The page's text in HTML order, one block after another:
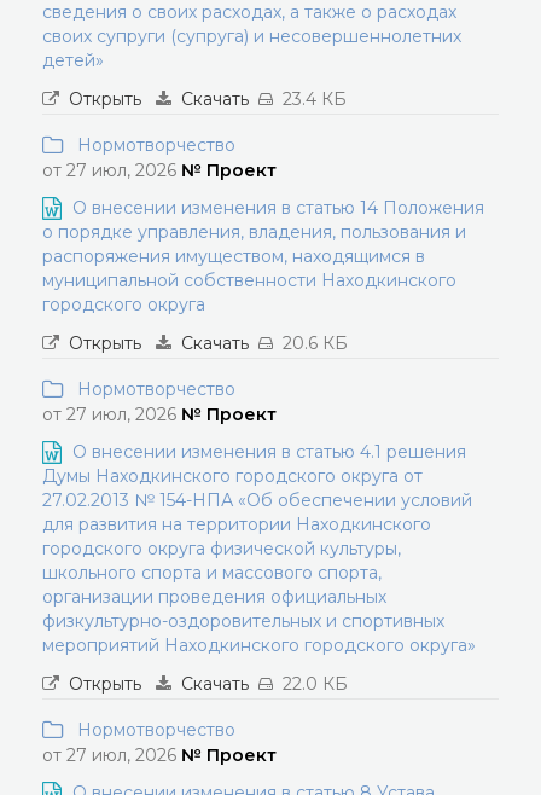
сведения о своих расходах, а также о расходах
своих супруги (супруга) и несовершеннолетних
детей»
Открыть
Скачать 23.4 КБ
Нормотворчество
от 27 июл, 2026 № Проект
О внесении изменения в статью 14 Положения
о порядке управления, владения, пользования и
распоряжения имуществом, находящимся в
муниципальной собственности Находкинского
городского округа
Открыть
Скачать 20.6 КБ
Нормотворчество
от 27 июл, 2026 № Проект
О внесении изменения в статью 4.1 решения
Думы Находкинского городского округа от
27.02.2013 № 154-НПА «Об обеспечении условий
для развития на территории Находкинского
городского округа физической культуры,
школьного спорта и массового спорта,
организации проведения официальных
физкультурно-оздоровительных и спортивных
мероприятий Находкинского городского округа»
Открыть
Скачать 22.0 КБ
Нормотворчество
от 27 июл, 2026 № Проект